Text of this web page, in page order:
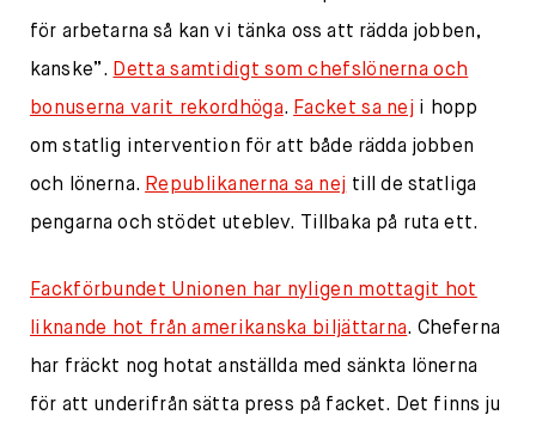
för arbetarna så kan vi tänka oss att rädda jobben,
kanske”. Detta samtidigt som chefslönerna och
bonuserna varit rekordhöga. Facket sa nej i hopp
om statlig intervention för att både rädda jobben
och lönerna. Republikanerna sa nej till de statliga
pengarna och stödet uteblev. Tillbaka på ruta ett.
Fackförbundet Unionen har nyligen mottagit hot
liknande hot från amerikanska biljättarna. Cheferna
har fräckt nog hotat anställda med sänkta lönerna
för att underifrån sätta press på facket. Det finns ju